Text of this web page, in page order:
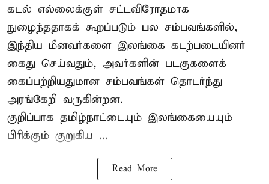
கடல் எல்லைக்குள் சட்டவிரோதமாக
நுழைந்ததாகக் கூறப்படும் பல சம்பவங்களில்,
இந்திய மீனவர்களை இலங்கை கடற்படையினர்
கைது செய்வதும், அவர்களின் படகுகளைக்
கைப்பற்றியதுமான சம்பவங்கள் தொடர்ந்து
அரங்கேறி வருகின்றன.
குறிப்பாக தமிழ்நாட்டையும் இலங்கையையும்
பிரிக்கும் குறுகிய ...
Read More